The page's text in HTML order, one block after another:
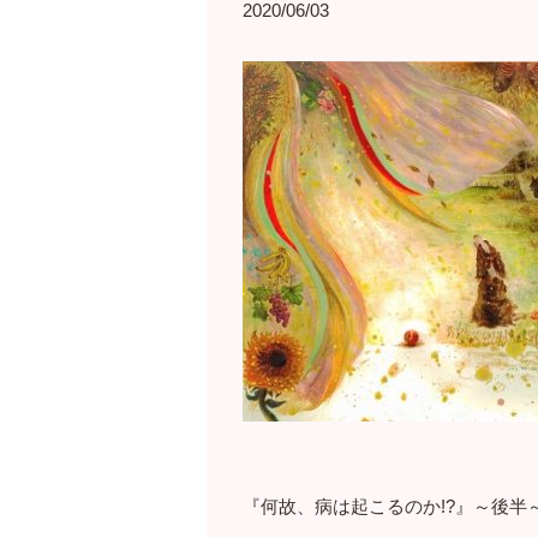
2020/06/03
『何故、病は起こるのか!?』～後半